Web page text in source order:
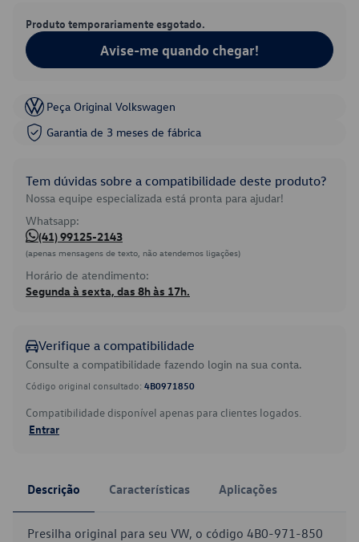
Produto temporariamente esgotado.
Avise-me quando chegar!
Peça Original Volkswagen
Garantia de 3 meses de fábrica
Tem dúvidas sobre a compatibilidade deste produto?
Nossa equipe especializada está pronta para ajudar!
Whatsapp:
(41) 99125-2143
(apenas mensagens de texto, não atendemos ligações)
Horário de atendimento:
Segunda à sexta, das 8h às 17h.
Verifique a compatibilidade
Consulte a compatibilidade fazendo login na sua conta.
Código original consultado: 4B0971850
Compatibilidade disponível apenas para clientes logados.
Entrar
Descrição Características Aplicações
Presilha original para seu VW, o código 4B0-971-850